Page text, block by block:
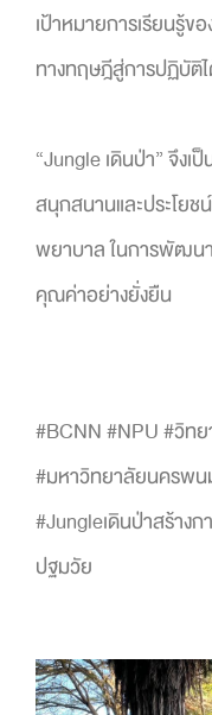
เป้าหมายการเรียนรู้
ทางทฤษฎีสู่การปฏิบัติ
“Jungle เดินป่า” จึง
สนุกสนานและประโย
พยาบาล ในการพัฒน
คุณค่าอย่างยั่งยืน
#BCNN #NPU #วิท
#มหาวิทยาลัยนครพ
#Jungleเดินป่าสร้างก
ปฐมวัย